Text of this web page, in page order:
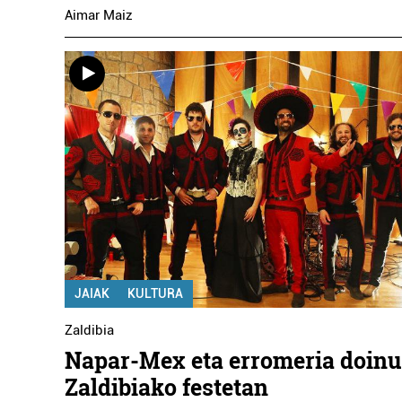
Aimar Maiz
JAIAK KULTURA
Zaldibia
Napar-Mex eta erromeria
Zaldibiako festetan